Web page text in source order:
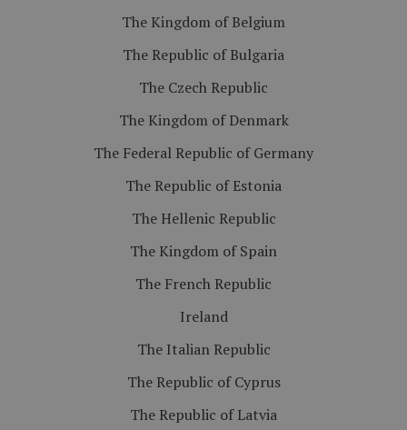
The Kingdom of Belgium
The Republic of Bulgaria
The Czech Republic
The Kingdom of Denmark
The Federal Republic of Germany
The Republic of Estonia
The Hellenic Republic
The Kingdom of Spain
The French Republic
Ireland
The Italian Republic
The Republic of Cyprus
The Republic of Latvia